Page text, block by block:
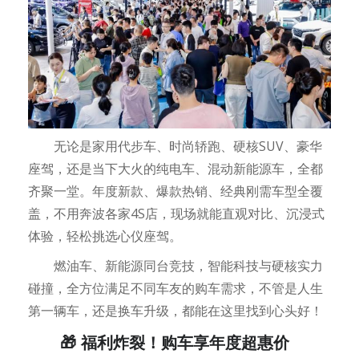
无论是家用代步车、时尚轿跑、硬核SUV、豪华
座驾，还是当下大火的纯电车、混动新能源车，全都
齐聚一堂。年度新款、爆款热销、经典刚需车型全覆
盖，不用奔波各家4S店，现场就能直观对比、沉浸式
体验，轻松挑选心仪座驾。
燃油车、新能源同台竞技，智能科技与硬核实力
碰撞，全方位满足不同车友的购车需求，不管是人生
第一辆车，还是换车升级，都能在这里找到心头好！
🎁 福利炸裂！购车享年度超惠价